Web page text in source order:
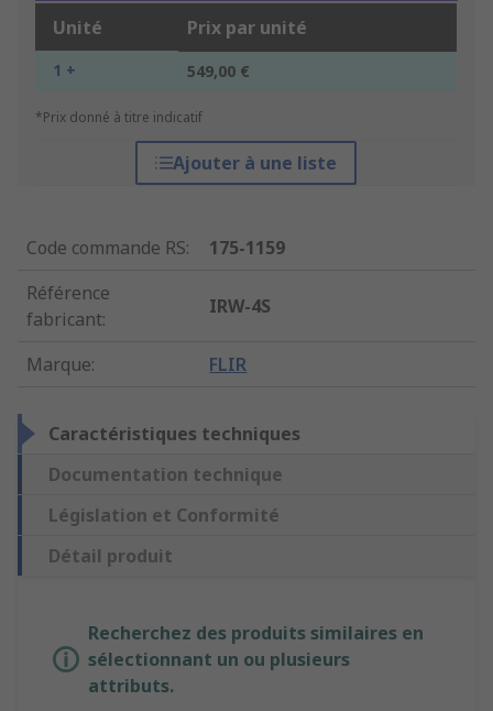
Unité Prix par unité
1 + 549,00 €
*Prix donné à titre indicatif
Ajouter à une liste
Code commande RS:
175-1159
Référence
fabricant:
IRW-4S
Marque: FLIR
Caractéristiques techniques
Documentation technique
Législation et Conformité
Détail produit
Recherchez des produits similaires en
sélectionnant un ou plusieurs
attributs.